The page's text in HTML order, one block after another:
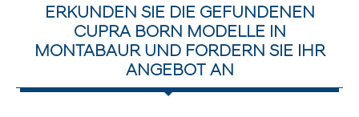
ERKUNDEN SIE DIE GEFUNDENEN
CUPRA BORN MODELLE IN
MONTABAUR UND FORDERN SIE IHR
ANGEBOT AN